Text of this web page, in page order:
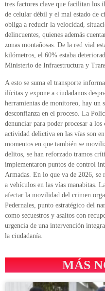
tres factores clave que facilitan los
de celular débil y el mal estado de
obliga a reducir la velocidad,
delincuentes, quienes además
zonas montañosas. De la red vial
kilómetros, el 60% estaba
Ministerio de Infraestructura y
A esto se suma el transporte
ilícitas y expone a ciudadanos
herramientas de monitoreo, hay un
desconfianza en el proceso. La
denunciar para poder procesar a
actividad delictiva en las vías son
momentos en que también se
delitos, se han reforzado tramos
implementaron puntos de control
Armadas. En lo que va de 2026, se
a vehículos en las vías manabitas.
afectar la movilidad del crimen
Pedernales, punto estratégico del
como secuestros y asaltos con
urgencia de una intervención
la ciudadanía.
MÁS